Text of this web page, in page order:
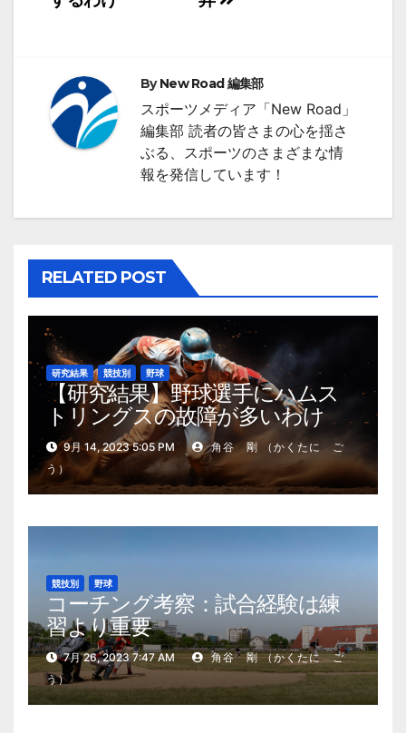
ビ
ー
シ
ョ
ByNew Road 編集部
スポーツメディア「New Road」
編集部 読者の皆さまの心を揺さ
ぶる、スポーツのさまざまな情
報を発信しています！
RELATED POST
研究結果 競技別 野球
【研究結果】野球選手にハムス
トリングスの故障が多いわけ
9月 14, 2023 5:05 PM
角谷 剛 （かくたに ご
う）
競技別 野球
コーチング考察：試合経験は練
習より重要
7月 26, 2023 7:47 AM
角谷 剛 （かくたに ご
う）